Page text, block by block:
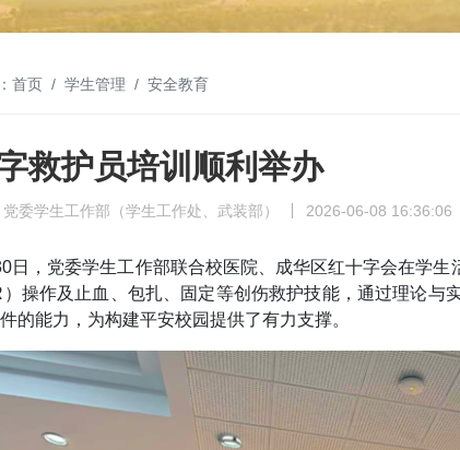
首页 学生管理 安全教育
救护员培训顺利举办
党委学生工作部（学生工作处、武装部） 2026-06-08 16:36:06
日，党委学生工作部联合校医院、成华区红十字会在学生
操作及止血、包扎、固定等创伤救护技能，通过理论与
的能力，为构建平安校园提供了有力支撑。